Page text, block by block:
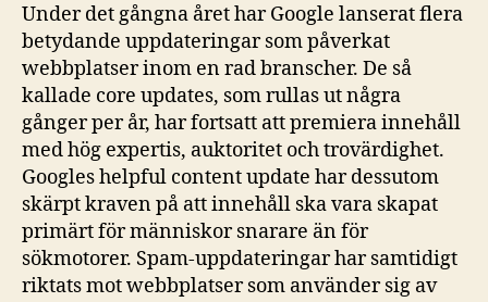
Under det gångna året har Google lanserat flera
betydande uppdateringar som påverkat
webbplatser inom en rad branscher. De så
kallade core updates, som rullas ut några
gånger per år, har fortsatt att premiera innehåll
med hög expertis, auktoritet och trovärdighet.
Googles helpful content update har dessutom
skärpt kraven på att innehåll ska vara skapat
primärt för människor snarare än för
sökmotorer. Spam-uppdateringar har samtidigt
riktats mot webbplatser som använder sig av